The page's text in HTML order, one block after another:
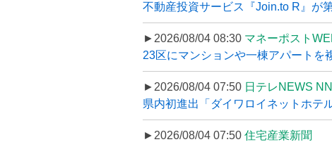
不動産投資サービス『Join.to R』が
►2026/08/04 08:30 マネーポスト
23区にマンションや一棟アパートを
►2026/08/04 07:50 日テレNEWS
県内初進出「ダイワロイネットホテ
►2026/08/04 07:50 住宅産業新聞